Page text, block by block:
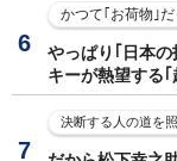
かつて｢お荷物｣
やっぱり｢日本
キーが熱望する
決断する人の道を